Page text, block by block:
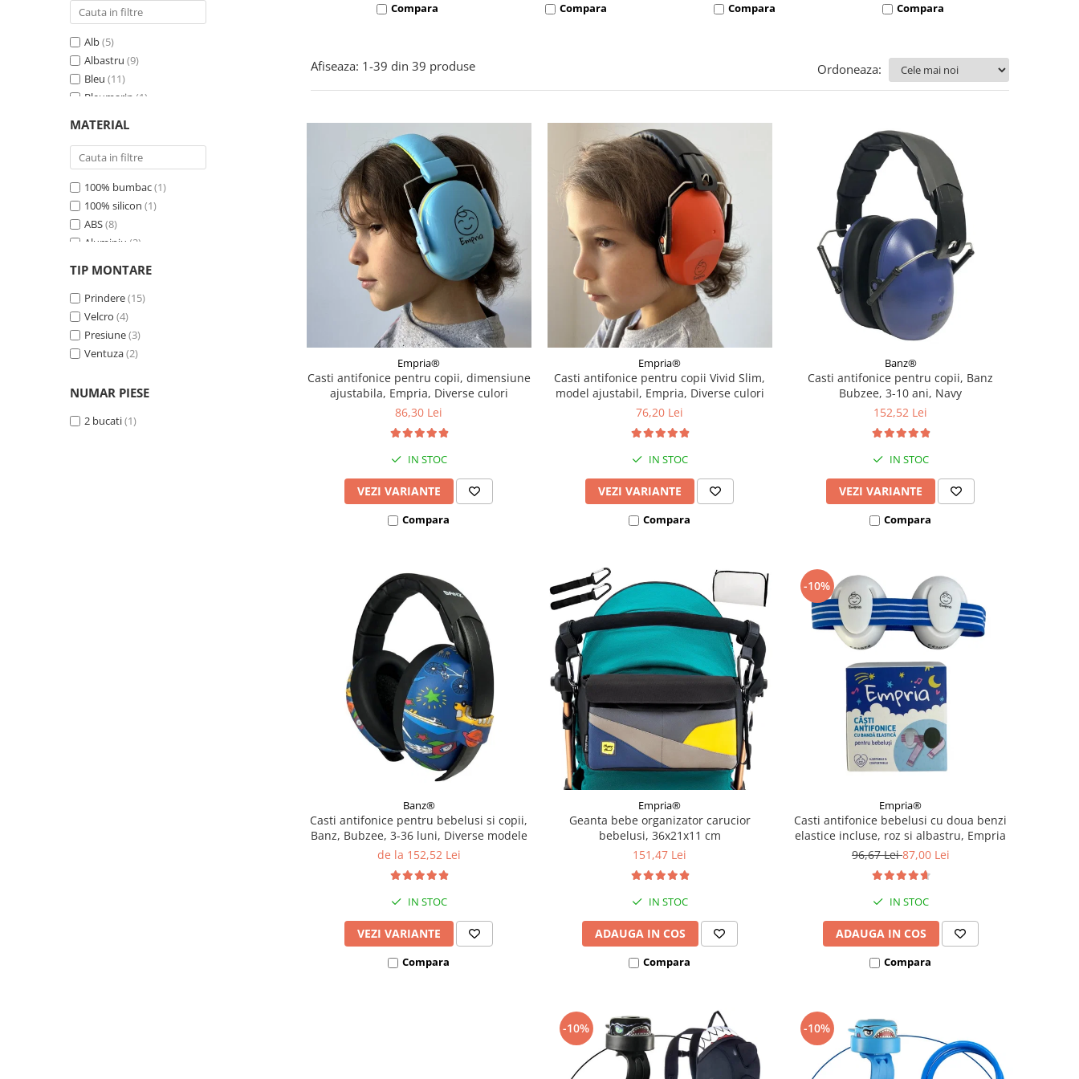
Alb(5)
Albastru (9)
Bleu (11)
Bleumarin (1)
Ecru(1)
Galben (4)
Gri(4)
Maro (2)
Mov(6)
Multicolor
Negru(20)
Portocaliu (4)
Roz(17)
Turcoaz(4)
Verde(11)
Visiniu(1)
MATERIAL
100% bumbac(1)
100% silicon (1)
ABS(8)
Aluminiu (2)
Neopren(2)
Neopren elastic
Otel (2)
PVC(3)
Piele ecologica
Policarbonat(2)
Silicon(1)
TIP MONTARE
Prindere(15)
Velcro (4)
Presiune(3)
Ventuza(2)
NUMAR PIESE
2 bucati(1)
Compara Compara Compara Compara
Afiseaza: 1-39 din 39 produse Ordoneaza:
Empria®
Casti antifonice pentru copii, dimensiune
ajustabila, Empria, Diverse culori
86,30 Lei
IN STOC
VEZI VARIANTE
Compara
Empria®
Casti antifonice pentru copii Vivid Slim,
model ajustabil, Empria, Diverse culori
76,20 Lei
IN STOC
VEZI VARIANTE
Compara
Banz®
Casti antifonice pentru copii, Banz
Bubzee, 3-10 ani, Navy
152,52 Lei
IN STOC
VEZI VARIANTE
Compara
Banz®
Casti antifonice pentru bebelusi si copii,
Banz, Bubzee, 3-36 luni, Diverse modele
de la 152,52 Lei
IN STOC
VEZI VARIANTE
Compara
Empria®
Geanta bebe organizator carucior
bebelusi, 36x21x11 cm
151,47 Lei
IN STOC
ADAUGA IN COS
Compara
-10%
Empria®
Casti antifonice bebelusi cu doua benzi
elastice incluse, roz si albastru, Empria
96,67 Lei87,00 Lei
IN STOC
ADAUGA IN COS
Compara
-10% -10%